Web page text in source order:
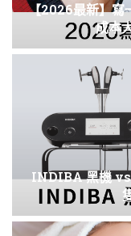
【2026最新】寫
成本
INDIBA 黑機